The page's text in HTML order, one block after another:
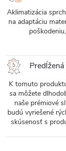
Aklimatizácia
na adaptáciu
K tomuto
sa môžete
naše prémiové
budú vyriešené
skúsenosť s